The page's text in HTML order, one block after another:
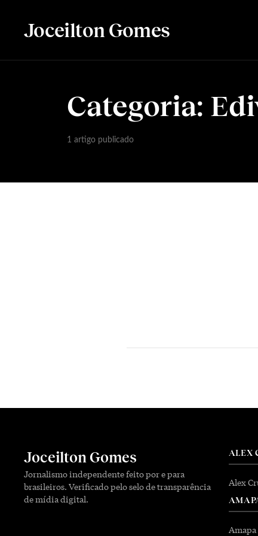
Joceilton Gomes
Categoria:
1 artigo publicado
Joceilton Gomes
Jornalismo independente feito por e para
brasileiros. Verificado pelo selo de transparência
de mídia digital.
ALEX
Alex
Amapa